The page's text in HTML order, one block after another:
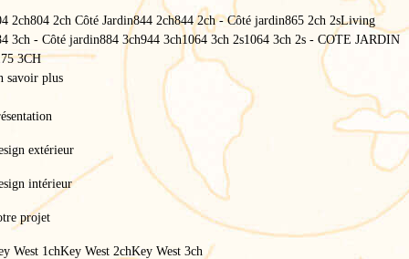
2ch804 2ch Côté Jardin844 2ch844 2ch - Côté jardin865 2ch 2sLiving
3ch - Côté jardin884 3ch944 3ch1064 3ch 2s1064 3ch 2s - COTE JARDIN
3CH
savoir plus
extérieur
intérieur
projet
West 1chKey West 2chKey West 3ch
Services
Service après-vente Mobil-Home
Service après-vente Mobil-
Home